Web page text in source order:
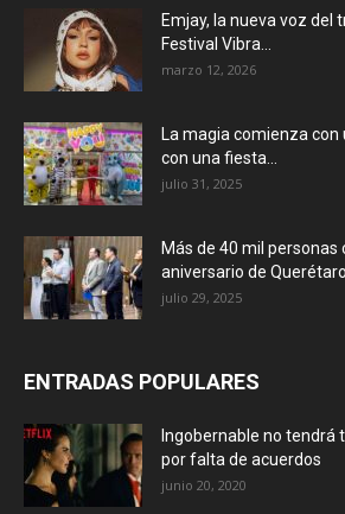
Emjay, la nueva voz del
Festival Vibra...
marzo 12, 2026
La magia comienza
con una fiesta...
julio 31, 2025
Más de 40 mil personas
aniversario de Querétaro
julio 29, 2025
ENTRADAS POPULARES
Ingobernable no tendrá
por falta de acuerdos
junio 20, 2020